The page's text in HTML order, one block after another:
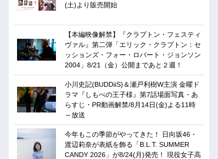
(土)より販売開始
【本編映像解禁】『クラプトン・フェスティ
ヴァル』第二弾「エリック・クラプトン：セ
ッションズ・フォー・ロバート・ジョンソン
2004」8/21（金）公開まであと２週！
小川史記(BUDDiiS)＆瀬戸利樹W主演 金曜ド
ラマ『しもべの王子様』第7話場面写真・あ
らすじ・PR動画解禁/8月14日(金)よる11時
～放送
今年もこの季節がやってきた！ 日向坂46・
渡辺莉奈が表紙を飾る「B.L.T. SUMMER
CANDY 2026」が8/24(月)発売！ 現役女子高